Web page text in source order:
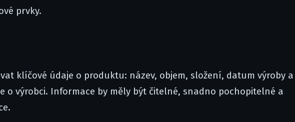
prvky.
klíčové údaje o produktu: název, objem, složení, datum výroby a
o výrobci. Informace by měly být čitelné, snadno pochopitelné a